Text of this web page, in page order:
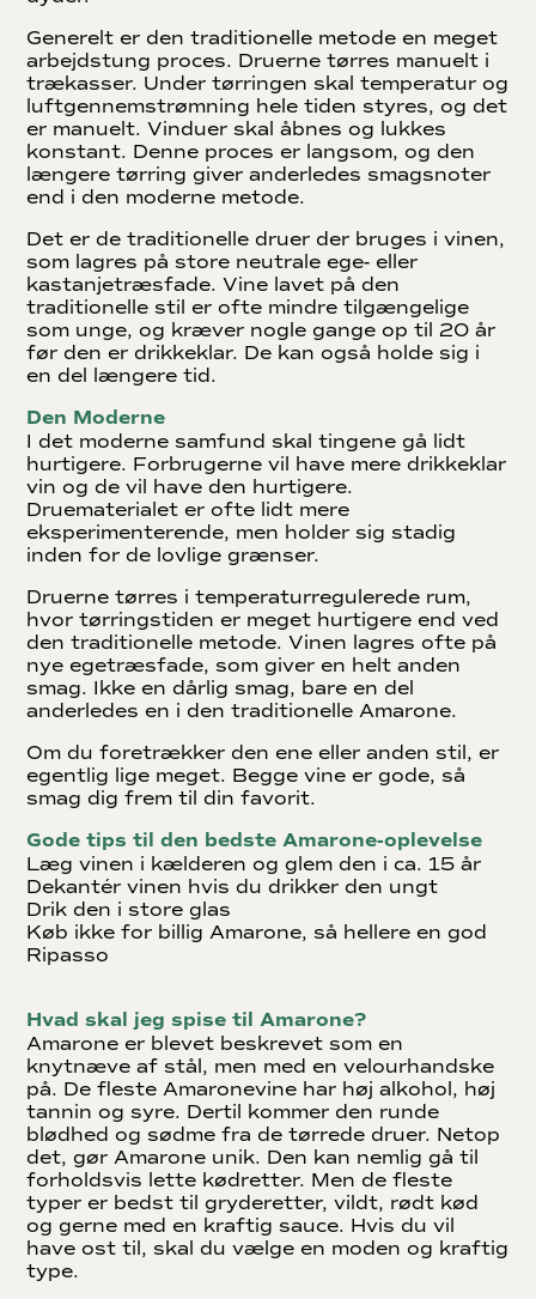
Generelt er den traditionelle metode en meget
arbejdstung proces. Druerne tørres manuelt i
trækasser. Under tørringen skal temperatur og
luftgennemstrømning hele tiden styres, og det
er manuelt. Vinduer skal åbnes og lukkes
konstant. Denne proces er langsom, og den
længere tørring giver anderledes smagsnoter
end i den moderne metode.
Det er de traditionelle druer der bruges i vinen,
som lagres på store neutrale ege- eller
kastanjetræsfade. Vine lavet på den
traditionelle stil er ofte mindre tilgængelige
som unge, og kræver nogle gange op til 20 år
før den er drikkeklar. De kan også holde sig i
en del længere tid.
Den Moderne
I det moderne samfund skal tingene gå lidt
hurtigere. Forbrugerne vil have mere drikkeklar
vin og de vil have den hurtigere.
Druematerialet er ofte lidt mere
eksperimenterende, men holder sig stadig
inden for de lovlige grænser.
Druerne tørres i temperaturregulerede rum,
hvor tørringstiden er meget hurtigere end ved
den traditionelle metode. Vinen lagres ofte på
nye egetræsfade, som giver en helt anden
smag. Ikke en dårlig smag, bare en del
anderledes en i den traditionelle Amarone.
Om du foretrækker den ene eller anden stil, er
egentlig lige meget. Begge vine er gode, så
smag dig frem til din favorit.
Gode tips til den bedste Amarone-oplevelse
Læg vinen i kælderen og glem den i ca. 15 år
Dekantér vinen hvis du drikker den ungt
Drik den i store glas
Køb ikke for billig Amarone, så hellere en god
Ripasso
Hvad skal jeg spise til Amarone?
Amarone er blevet beskrevet som en
knytnæve af stål, men med en velourhandske
på. De fleste Amaronevine har høj alkohol, høj
tannin og syre. Dertil kommer den runde
blødhed og sødme fra de tørrede druer. Netop
det, gør Amarone unik. Den kan nemlig gå til
forholdsvis lette kødretter. Men de fleste
typer er bedst til gryderetter, vildt, rødt kød
og gerne med en kraftig sauce. Hvis du vil
have ost til, skal du vælge en moden og kraftig
type.